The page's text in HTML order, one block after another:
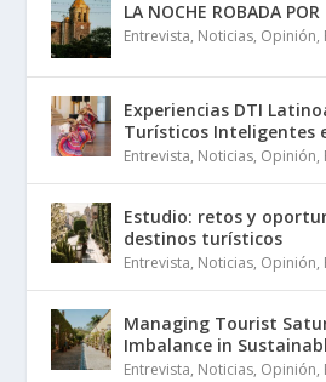
LA NOCHE ROBADA POR
Entrevista, Noticias, Opinión,
Experiencias DTI
Turísticos Inteligentes
Entrevista, Noticias, Opinión,
Estudio: retos y
destinos turísticos
Entrevista, Noticias, Opinión,
Managing Tourist
Imbalance in
Entrevista, Noticias, Opinión,